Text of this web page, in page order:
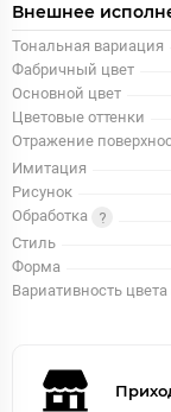
Внешнее
Тональная вариация
Фабричный цвет
Основной цвет
Цветовые оттенки
Отражение
Имитация
Рисунок
Обработка
Стиль
Форма
Вариативность цвета